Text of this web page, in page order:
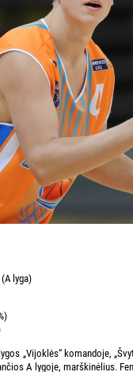
lyga)
„Vijoklės“ komandoje,
A lygoje, marškinėlius.